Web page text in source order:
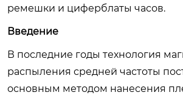
ремешки и циферблаты часов.
Введение
В последние годы технология
распыления средней частоты
основным методом нанесения